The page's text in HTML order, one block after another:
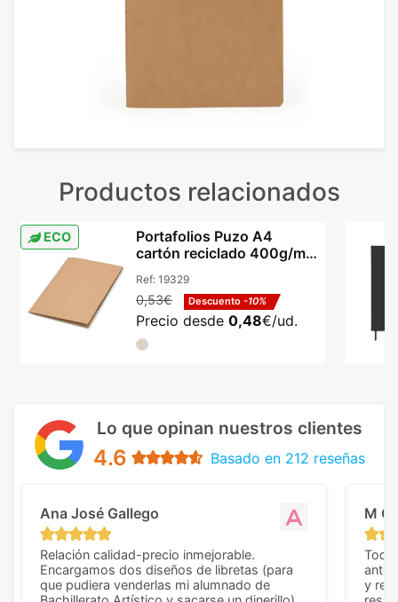
Productos relacionados
ECO
Portafolios Puzo A4
cartón reciclado 400g/m²
Ref: 19329
0,53€ Descuento -10%
Precio desde 0,48€/ud.
Lo que opinan nuestros clientes
4.6 Basado en 212 reseñas
Ana José Gallego
Relación calidad-precio inmejorable.
Encargamos dos diseños de libretas (para
que pudiera venderlas mi alumnado de
M C
Todo
y